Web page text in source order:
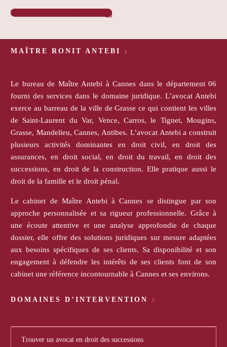
PRENDRE RENDEZ-VOUS 
MAÎTRE RONIT ANTEBI
Le bureau de Maître Antebi à Cannes dans le département 06
fourni des services dans le domaine juridique. L’avocat Antebi
exerce au barreau de la ville de Grasse ce qui contient les villes
de Saint-Laurent du Var, Vence, Carros, le Tignet, Mougins,
Grasse, Mandelieu, Cannes, Antibes. L’avocat Antebi a construit
plusieurs activités dominantes en droit civil, en droit des
assurances, en droit social, en droit du travail, en droit des
successions, en droit de la construction. Elle pratique aussi le
droit de la famille et le droit pénal.
Le cabinet de Maître Antebi à Cannes se distingue par son
approche personnalisée et sa rigueur professionnelle. Grâce à
une écoute attentive et une analyse approfondie de chaque
dossier, elle offre des solutions juridiques sur mesure adaptées
aux besoins spécifiques de ses clients. Sa disponibilité et son
engagement à défendre les intérêts de ses clients font de son
cabinet une référence incontournable à Cannes et ses environs.
DOMAINES D’INTERVENTION
Trouver un avocat en droit des successions